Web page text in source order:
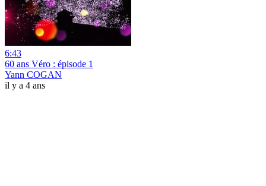
6:43
60 ans Véro : épisode 1
Yann COGAN
il y a 4 ans